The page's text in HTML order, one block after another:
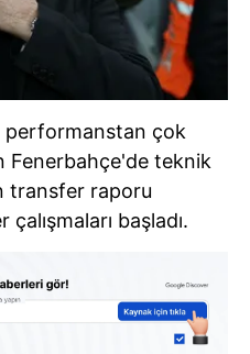
performanstan çok
Fenerbahçe'de teknik
transfer raporu
başladı.